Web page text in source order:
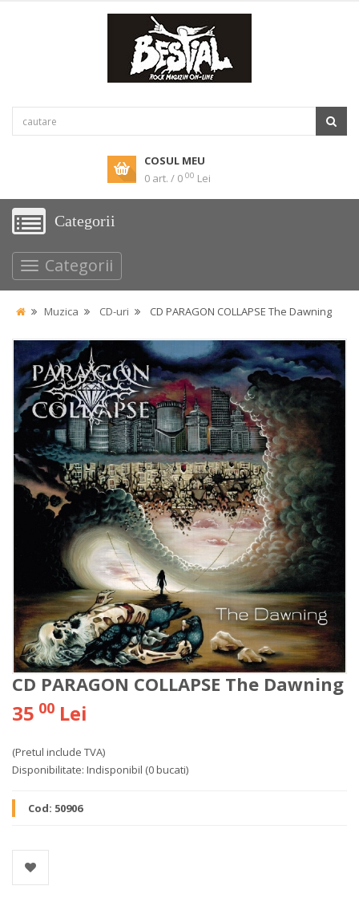
COSUL MEU
0 art. / 0 00 Lei
Categorii
Categorii
Muzica CD-uri CD PARAGON COLLAPSE The Dawning
CD PARAGON COLLAPSE The Dawning
35 00 Lei
(Pretul include TVA)
Disponibilitate: Indisponibil (0 bucati)
Cod: 50906